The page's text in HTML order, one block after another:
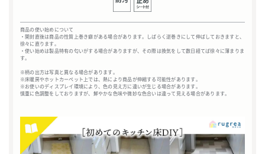
商品の使い始めについて
・開封直後は商品の性質上巻き癖がある場合があります。しばらく逆巻きにして伸ばしておきますと、
徐々に直ります。
・使い始めは製品特有の匂いがする場合がありますが、その際は換気をして数日経てば徐々に薄まりま
す。
※柄の出方は写真と異なる場合があります。
※床暖房やホットカーペット上では、熱により商品が伸縮する可能性があります。
※お使いのディスプレイ環境により、色の見え方に違いが生じる場合があります。
慎重に色調整をしておりますが、鮮やかな色味や微妙な色合いは違って見える場合があります。